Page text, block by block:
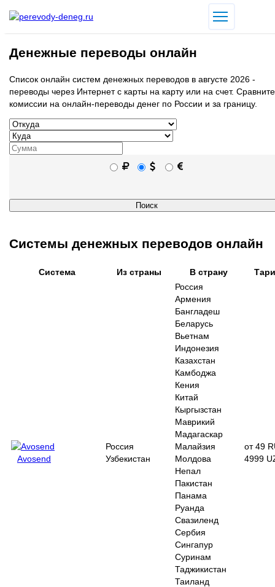
Денежные переводы онлайн
Список онлайн систем денежных переводов в августе 2026 -
переводы через Интернет с карты на карту или на счет. Сравните
комиссии на онлайн-переводы денег по России и за границу.
Системы денежных переводов онлайн
Сиcтема Из страны В страну
Avosend
Россия
Узбекистан
Россия
Армения
Бангладеш
Беларусь
Вьетнам
Индонезия
Казахстан
Камбоджа
Кения
Китай
Кыргызстан
Маврикий
Мадагаскар
Малайзия
Молдова
Непал
Пакистан
Панама
Руанда
Свазиленд
Сербия
Сингапур
Суринам
Таджикистан
Таиланд
от 49
4999